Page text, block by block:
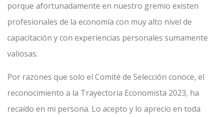
porque afortunadamente en nuestro gremio existen
profesionales de la economía con muy alto nivel de
capacitación y con experiencias personales sumamente
valiosas.
Por razones que solo el Comité de Selección conoce, el
reconocimiento a la Trayectoria Economista 2023, ha
recaído en mi persona. Lo acepto y lo aprecio en toda